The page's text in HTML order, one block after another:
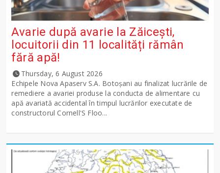
Avarie după avarie la Zăicești,
locuitorii din 11 localități rămân
fără apă!
Thursday, 6 August 2026
Echipele Nova Apaserv S.A. Botoșani au finalizat lucrările de
remediere a avariei produse la conducta de alimentare cu
apă avariată accidental în timpul lucrărilor executate de
constructorul Cornell'S Floo...